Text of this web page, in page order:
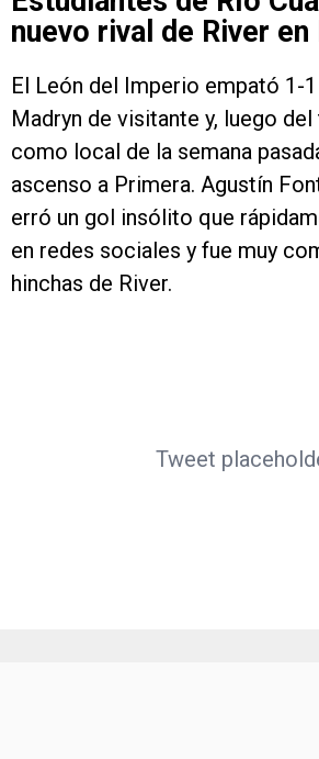
nuevo rival de River
El León del Imperio empató 1-
Madryn de visitante y, luego
como local de la semana
ascenso a Primera. Agustín
erró un gol insólito que
en redes sociales y fue muy
hinchas de River.
Tweet